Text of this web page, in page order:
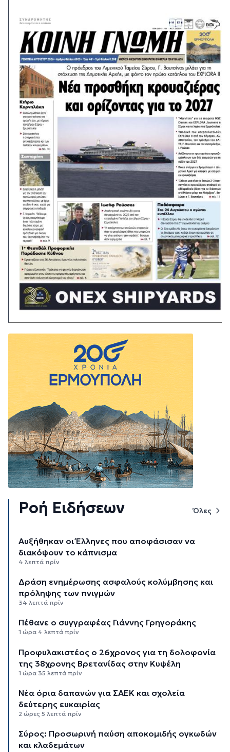
Ροή Ειδήσεων Όλες
Αυξήθηκαν οι Έλληνες που αποφάσισαν να
διακόψουν το κάπνισμα
4 λεπτά πρίν
Δράση ενημέρωσης ασφαλούς κολύμβησης και
πρόληψης των πνιγμών
34 λεπτά πρίν
Πέθανε ο συγγραφέας Γιάννης Γρηγοράκης
1 ώρα 4 λεπτά πρίν
Προφυλακιστέος ο 26χρονος για τη δολοφονία
της 38χρονης Βρετανίδας στην Κυψέλη
1 ώρα 35 λεπτά πρίν
Νέα όρια δαπανών για ΣΑΕΚ και σχολεία
δεύτερης ευκαιρίας
2 ώρες 5 λεπτά πρίν
Σύρος: Προσωρινή παύση αποκομιδής ογκωδών
και κλαδεμάτων